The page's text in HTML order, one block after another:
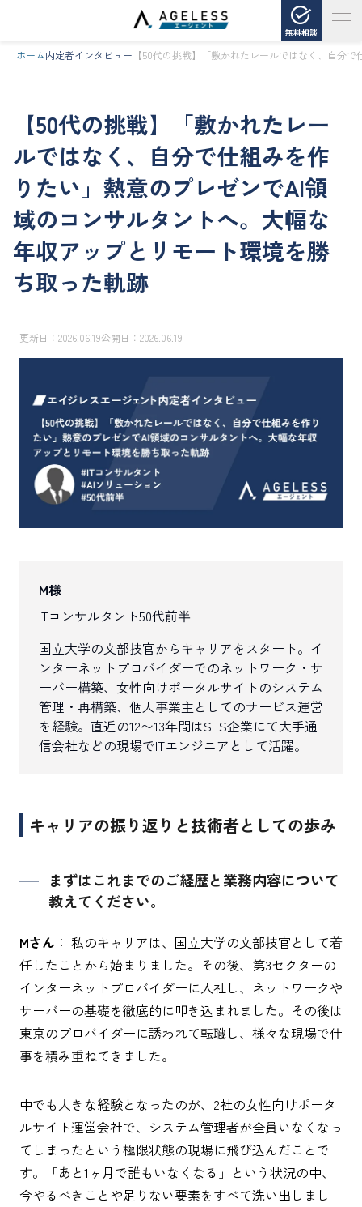
無料相談
ホーム内定者インタビュー 【50代の挑戦】「敷かれたレールではなく、自分
【50代の挑戦】「敷かれたレー
ルではなく、自分で仕組みを作
りたい」熱意のプレゼンでAI領
域のコンサルタントへ。大幅な
年収アップとリモート環境を勝
ち取った軌跡
更新日： 2026.06.19公開日： 2026.06.19
M様
ITコンサルタント50代前半
国立大学の文部技官からキャリアをスタート。イ
ンターネットプロバイダーでのネットワーク・サ
ーバー構築、女性向けポータルサイトのシステム
管理・再構築、個人事業主としてのサービス運営
を経験。直近の12〜13年間はSES企業にて大手通
信会社などの現場でITエンジニアとして活躍。
キャリアの振り返りと技術者としての歩み
まずはこれまでのご経歴と業務内容について
教えてください。
Mさん ： 私のキャリアは、国立大学の文部技官として着
任したことから始まりました。その後、第3セクターの
インターネットプロバイダーに入社し、ネットワークや
サーバーの基礎を徹底的に叩き込まれました。その後は
東京のプロバイダーに誘われて転職し、様々な現場で仕
事を積み重ねてきました。
中でも大きな経験となったのが、2社の女性向けポータ
ルサイト運営会社で、システム管理者が全員いなくなっ
てしまったという極限状態の現場に飛び込んだことで
す。「あと1ヶ月で誰もいなくなる」という状況の中、
今やるべきことや足りない要素をすべて洗い出しまし